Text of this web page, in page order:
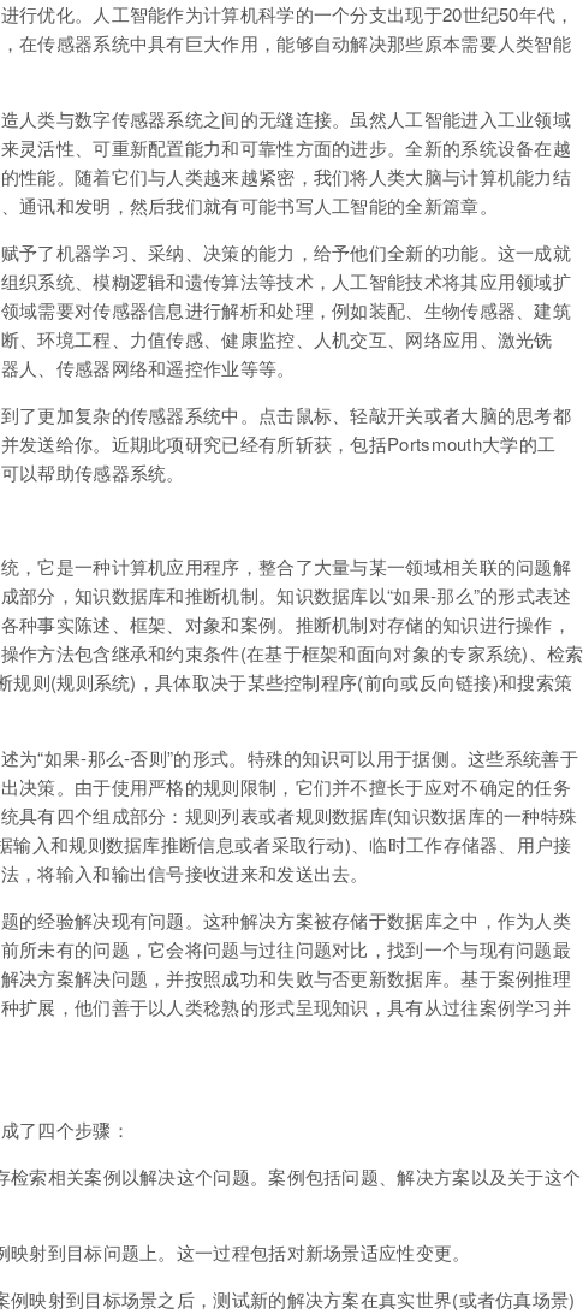
行优化。人工智能作为计算机科学的一个分支出现于20世纪50年代，
在传感器系统中具有巨大作用，能够自动解决那些原本需要人类智能
人类与数字传感器系统之间的无缝连接。虽然人工智能进入工业领域
灵活性、可重新配置能力和可靠性方面的进步。全新的系统设备在越
性能。随着它们与人类越来越紧密，我们将人类大脑与计算机能力结
通讯和发明，然后我们就有可能书写人工智能的全新篇章。
予了机器学习、采纳、决策的能力，给予他们全新的功能。这一成就
织系统、模糊逻辑和遗传算法等技术，人工智能技术将其应用领域扩
域需要对传感器信息进行解析和处理，例如装配、生物传感器、建筑
、环境工程、力值传感、健康监控、人机交互、网络应用、激光铣
人、传感器网络和遥控作业等等。
了更加复杂的传感器系统中。点击鼠标、轻敲开关或者大脑的思考都
发送给你。近期此项研究已经有所斩获，包括Portsmouth大学的工
以帮助传感器系统。
，它是一种计算机应用程序，整合了大量与某一领域相关联的问题解
部分，知识数据库和推断机制。知识数据库以“如果-那么”的形式表述
种事实陈述、框架、对象和案例。推断机制对存储的知识进行操作，
作方法包含继承和约束条件(在基于框架和面向对象的专家系统)、检索
规则(规则系统)，具体取决于某些控制程序(前向或反向链接)和搜索策
为“如果-那么-否则”的形式。特殊的知识可以用于据侧。这些系统善于
决策。由于使用严格的规则限制，它们并不擅长于应对不确定的任务
具有四个组成部分：规则列表或者规则数据库(知识数据库的一种特殊
输入和规则数据库推断信息或者采取行动)、临时工作存储器、用户接
，将输入和输出信号接收进来和发送出去。
的经验解决现有问题。这种解决方案被存储于数据库之中，作为人类
所未有的问题，它会将问题与过往问题对比，找到一个与现有问题最
决方案解决问题，并按照成功和失败与否更新数据库。基于案例推理
扩展，他们善于以人类稔熟的形式呈现知识，具有从过往案例学习并
了四个步骤：
检索相关案例以解决这个问题。案例包括问题、解决方案以及关于这个
射到目标问题上。这一过程包括对新场景适应性变更。
例映射到目标场景之后，测试新的解决方案在真实世界(或者仿真场景)